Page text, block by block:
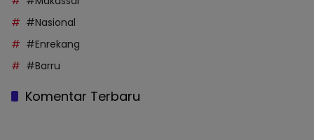
#Nasional
#Enrekang
#Barru
Komentar Terbaru